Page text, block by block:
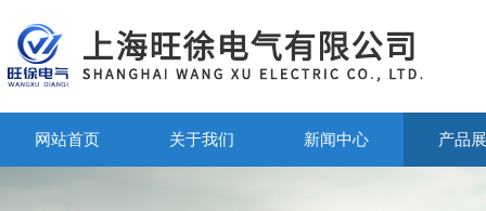
网站首页 关于我们 新闻中心 产品